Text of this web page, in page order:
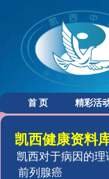
首 页 精彩活
凯西健康资料
凯西对于病因的理
前列腺癌